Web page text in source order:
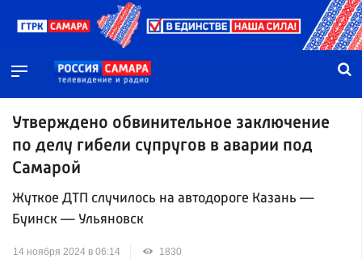
Утверждено обвинительное заключение
по делу гибели супругов в аварии под
Самарой
Жуткое ДТП случилось на автодороге Казань —
Буинск — Ульяновск
14 ноября 2024 в 06:14 1830